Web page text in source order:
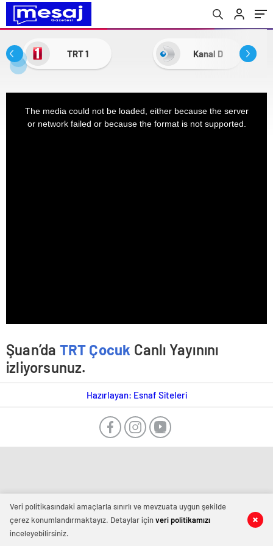
TRT 1 Kanal D
The media could not be loaded, either because the server
or network failed or because the format is not supported.
Şuan’da TRT Çocuk Canlı Yayınını
izliyorsunuz.
Hazırlayan: Esnaf Siteleri
Veri politikasındaki amaçlarla sınırlı ve mevzuata uygun şekilde
çerez konumlandırmaktayız. Detaylar içinveri politikamızı
inceleyebilirsiniz.